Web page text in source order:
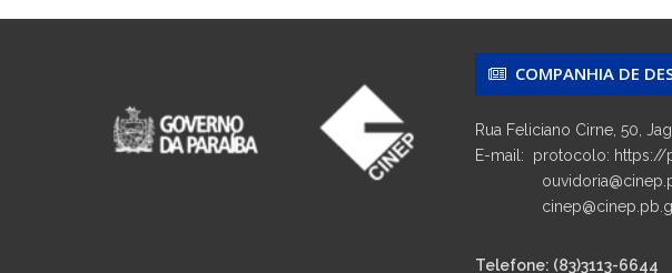
COMPANHIA DE
Rua Feliciano Cirne, 50,
E-mail: protocolo: https://
Telefone: (83)3113-6644